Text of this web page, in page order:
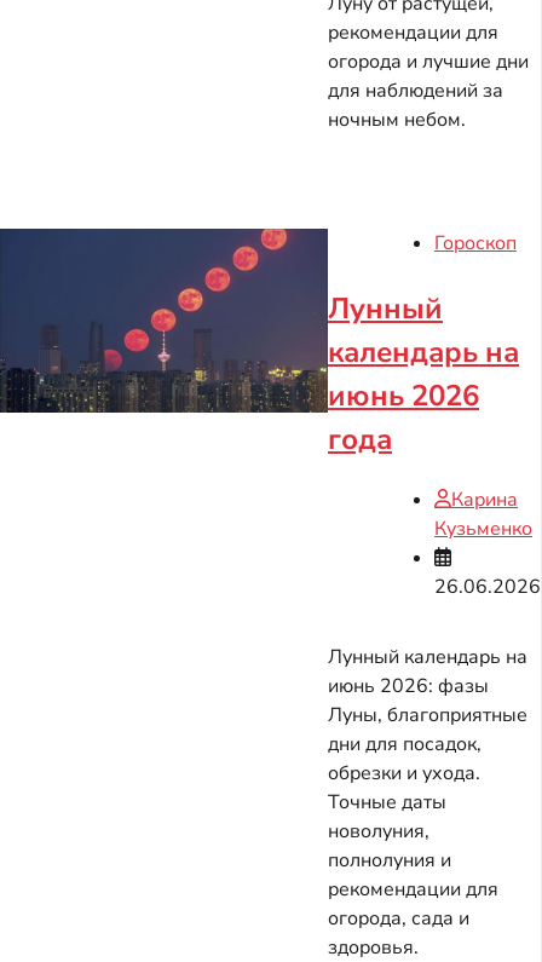
рекомендации для
огорода и лучшие дни
для наблюдений за
ночным небом.
Гороскоп
Лунный
календарь на
июнь 2026
года
Карина
Кузьменко
26.06.2026
Лунный календарь на
июнь 2026: фазы
Луны, благоприятные
дни для посадок,
обрезки и ухода.
Точные даты
новолуния,
полнолуния и
рекомендации для
огорода, сада и
здоровья.